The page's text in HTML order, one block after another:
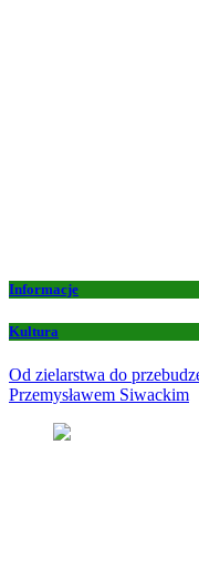
Informacje
Kultura
Od zielarstwa do
Przemysławem Siwackim